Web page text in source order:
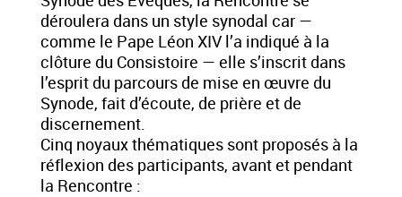
déroulera dans un style synodal car —
comme le Pape Léon XIV l’a indiqué à la
clôture du Consistoire — elle s’inscrit dans
l’esprit du parcours de mise en œuvre du
Synode, fait d’écoute, de prière et de
discernement.
Cinq noyaux thématiques sont proposés à la
réflexion des participants, avant et pendant
la Rencontre :